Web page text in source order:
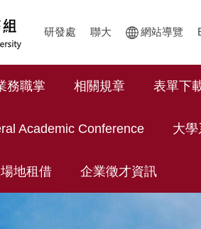
研發處 聯大 網站導覽
務職掌 相關規章 表單下
Academic Conference 大
地租借 企業徵才資訊